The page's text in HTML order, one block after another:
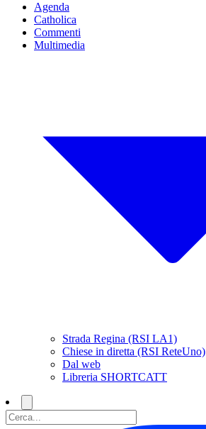
Agenda
Catholica
Commenti
Multimedia
Strada Regina (RSI LA1)
Chiese in diretta (RSI ReteUno)
Dal web
Libreria SHORTCATT